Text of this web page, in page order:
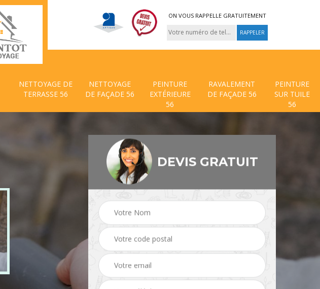
ON VOUS RAPPELLE GRATUITEMENT
NETTOYAGE DE
TERRASSE 56
NETTOYAGE
DE FAÇADE 56
PEINTURE
EXTÉRIEURE
56
RAVALEMENT
DE FAÇADE 56
PEINTURE
SUR TUILE
56
Hydrofuge toiture 56 Traitement anti
DEVIS GRATUIT